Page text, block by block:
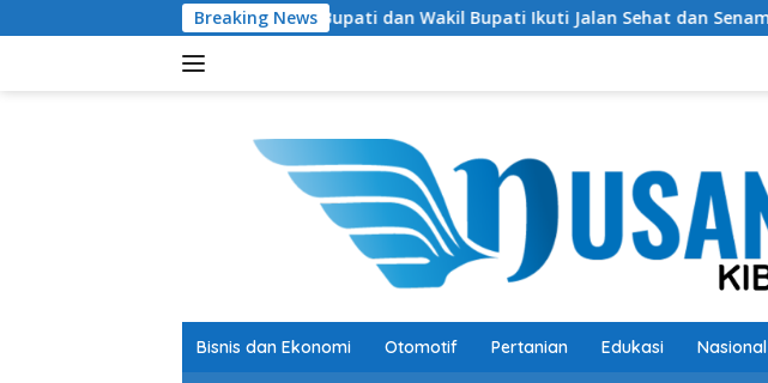
ke
Breaking News
HUT RI ke-81, Bupati dan Wakil Bupati Ikuti Jalan Sehat dan Senam Bersama Warga
Bisnis dan Ekonomi Otomotif Pertanian Edukasi Nasional